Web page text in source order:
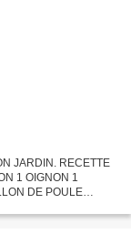
JARDIN. RECETTE
1 OIGNON 1
DE POULE